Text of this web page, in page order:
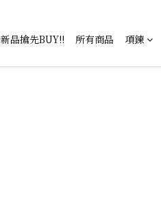
新品搶先BUY!! 所有商品 項鍊